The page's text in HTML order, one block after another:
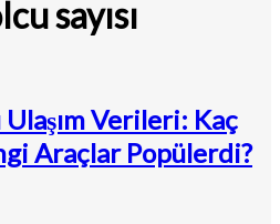
sayısı
Ulaşım Verileri: Kaç
Araçlar Popülerdi?